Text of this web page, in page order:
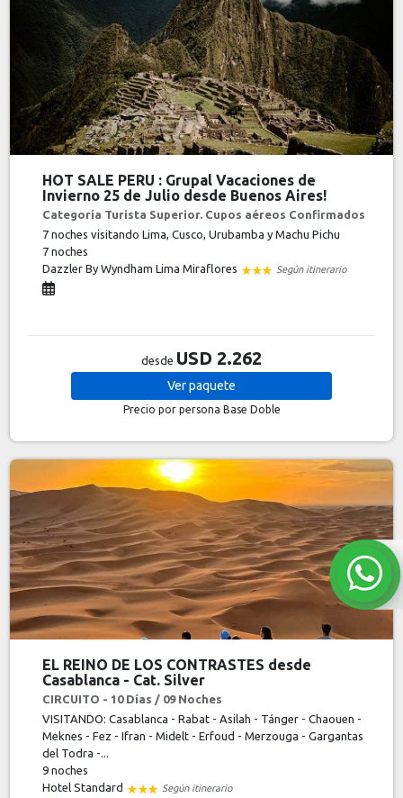
HOT SALE PERU : Grupal Vacaciones de
Invierno 25 de Julio desde Buenos Aires!
Categoría Turista Superior. Cupos aéreos Confirmados
7 noches visitando Lima, Cusco, Urubamba y Machu Pichu
7 noches
Dazzler By Wyndham Lima Miraflores
Según itinerario
desde USD 2.262
Verpaquete
Precio por persona Base Doble
EL REINO DE LOS CONTRASTES desde
Casablanca - Cat. Silver
CIRCUITO - 10 Días / 09 Noches
VISITANDO: Casablanca - Rabat - Asilah - Tánger - Chaouen -
Meknes - Fez - Ifran - Midelt - Erfoud - Merzouga - Gargantas
del Todra -...
9 noches
Hotel Standard
Según itinerario